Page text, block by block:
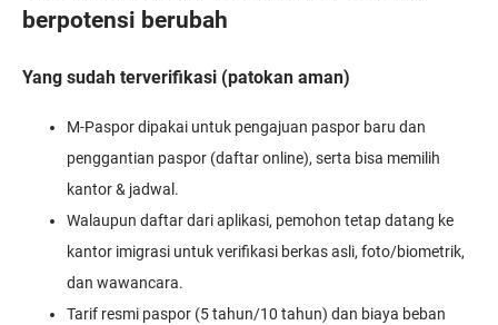
berpotensi berubah
Yang sudah terverifikasi (patokan aman)
M-Paspor dipakai untuk pengajuan paspor baru dan
penggantian paspor (daftar online), serta bisa memilih
kantor & jadwal.
Walaupun daftar dari aplikasi, pemohon tetap datang ke
kantor imigrasi untuk verifikasi berkas asli, foto/biometrik,
dan wawancara.
Tarif resmi paspor (5 tahun/10 tahun) dan biaya beban